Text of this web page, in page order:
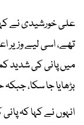
علی خورشیدی نے
تھے، اسی لیے وزیر
بڑھایا جا سکا، جبکہ حب ڈیم سے 100
انہوں نے کہا کہ